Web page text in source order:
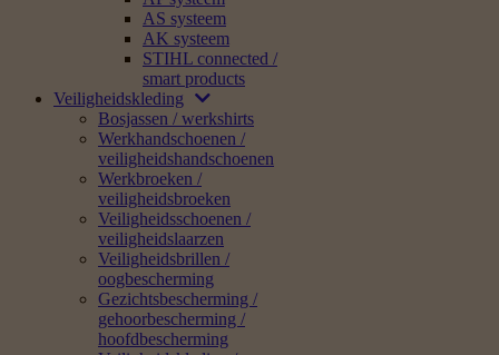
STIHL Accessoires
Service Kit 3, voor MS 440, MS 460, MS 640,
MS 650, MS 660, MS 780 en MS 880